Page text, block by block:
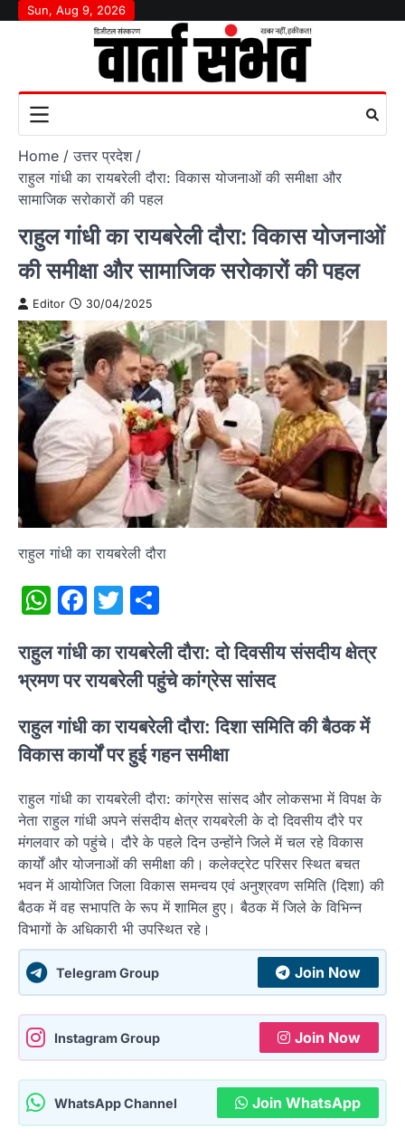
SkipSun, Aug 9, 2026
Home
उत्तर प्रदेश
राहुल गांधी का रायबरेली दौरा: विकास योजनाओं की समीक्षा और
सामाजिक सरोकारों की पहल
राहुल गांधी का रायबरेली दौरा: विकास योजनाओं
की समीक्षा और सामाजिक सरोकारों की पहल
Editor 30/04/2025
राहुल गांधी का रायबरेली दौरा
WhatsApp
Facebook
Twitter
राहुल गांधी का रायबरेली दौरा: दो दिवसीय संसदीय क्षेत्र
भ्रमण पर रायबरेली पहुंचे कांग्रेस सांसद
राहुल गांधी का रायबरेली दौरा: दिशा समिति की बैठक में
विकास कार्यों पर हुई गहन समीक्षा
राहुल गांधी का रायबरेली दौरा: कांग्रेस सांसद और लोकसभा में विपक्ष के
नेता राहुल गांधी अपने संसदीय क्षेत्र रायबरेली के दो दिवसीय दौरे पर
मंगलवार को पहुंचे। दौरे के पहले दिन उन्होंने जिले में चल रहे विकास
कार्यों और योजनाओं की समीक्षा की। कलेक्ट्रेट परिसर स्थित बचत
भवन में आयोजित जिला विकास समन्वय एवं अनुश्रवण समिति (दिशा) की
बैठक में वह सभापति के रूप में शामिल हुए। बैठक में जिले के विभिन्न
विभागों के अधिकारी भी उपस्थित रहे।
Telegram Group Join Now
Instagram Group Join Now
WhatsApp Channel Join WhatsApp